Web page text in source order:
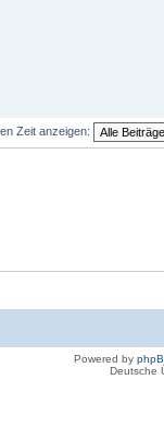
Zeit anzeigen:
Powered by
Deutsche